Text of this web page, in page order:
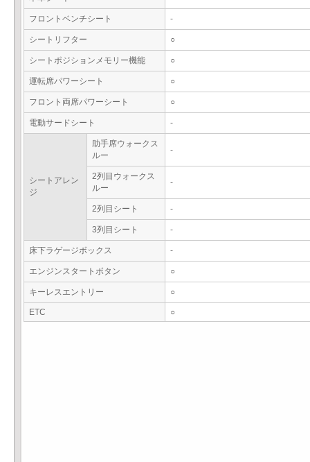
フロントベンチシート -
シートリフター ○
シートポジションメモリー機能 ○
運転席パワーシート ○
フロント両席パワーシート ○
電動サードシート -
シートアレン
ジ
助手席ウォークス
ルー
-
2列目ウォークス
ルー
-
2列目シート -
3列目シート -
床下ラゲージボックス -
エンジンスタートボタン ○
キーレスエントリー ○
ETC ○